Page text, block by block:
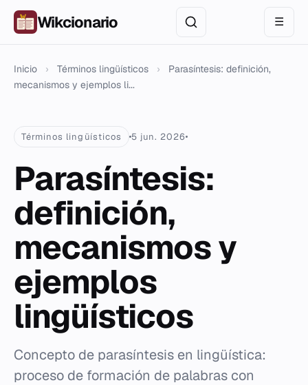
Wikcionario ☰
Inicio › Términos lingüísticos ›
Parasíntesis: definición,
mecanismos y ejemplos li...
Términos lingüísticos 5 jun. 2026
Parasíntesis:
definición,
mecanismos y
ejemplos
lingüísticos
Concepto de parasíntesis en lingüística:
proceso de formación de palabras con